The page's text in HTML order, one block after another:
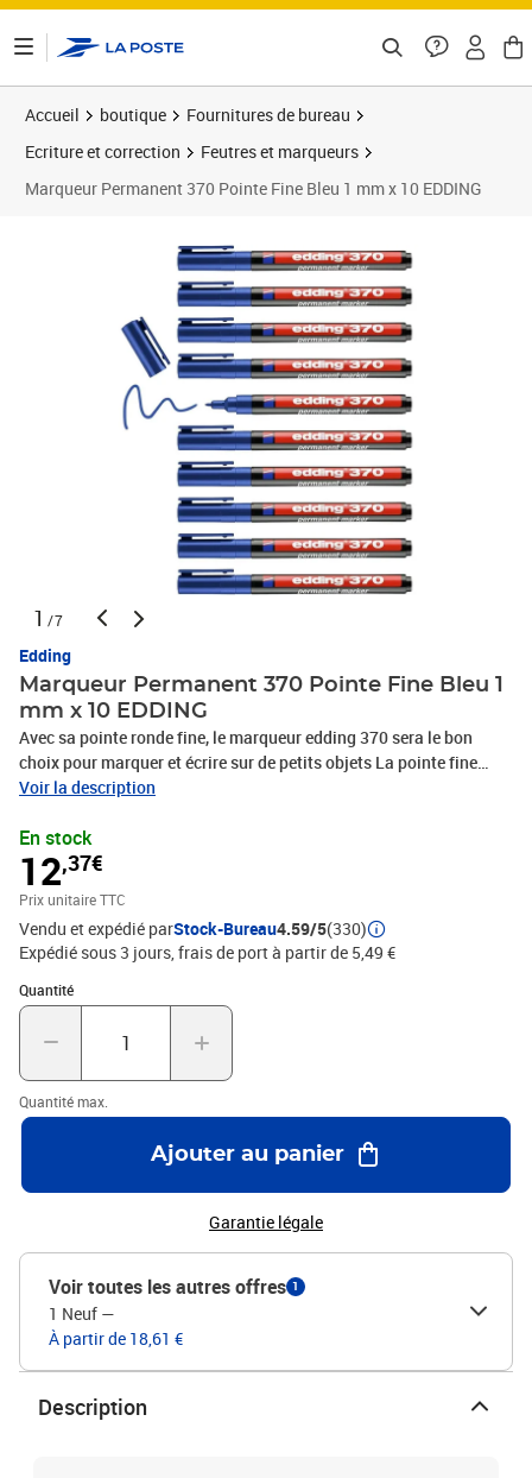
Accueil boutique
Fournitures de bureau
Ecriture et correction
Feutres et marqueurs
Marqueur Permanent 370 Pointe Fine Bleu 1 mm x 10 EDDING
1 /7
Edding
Marqueur Permanent 370 Pointe Fine Bleu 1
mm x 10 EDDING
Avec sa pointe ronde fine, le marqueur edding 370 sera le bon
choix pour marquer et écrire sur de petits objets La pointe fine
permet une largeur de trait fine, tandis que l'encre peut être
marqueur permanent équipé d'une pointe ronde fine est
parfaitement adapté pour les tâches organisationnelles comme
pour la création artistique - que ce soit pour écrire sur des outils,
des récipients ou des accessoires de petite taille, son tracé fin
accomplit des merveilles Des pointes de rechange sont
disponibles pour ce marqueur permanent, qui est rechargeable
dans les coloris noir, rouge, bleu et vert avec les recharges edding
MTK 25, edding T 25, edding T 100 et edding T 1000 Ce marqueur
permanent contient une encre d'une couleur intense et à faible
pratiquement tous les supports Le capuchon peut se fixer à
l'extrémité du manche Produit de marque haut de gamme Qualité
« Made in Germany » éprouvée depuis des décennies
Voir la description
En stock
12,37€
Prix unitaire TTC
Vendu et expédié parStock-Bureau4.59/5(330)
Expédié sous 3 jours, frais de port à partir de 5,49 €
Quantité
Quantité : 1
Quantité max.
Ajouter au panier
Garantie légale
Voir toutes les autres offres 1
1 Neuf —
À partir de 18,61 €
Description